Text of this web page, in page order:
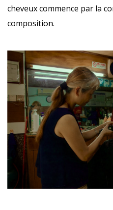
cheveux commence par la
composition.